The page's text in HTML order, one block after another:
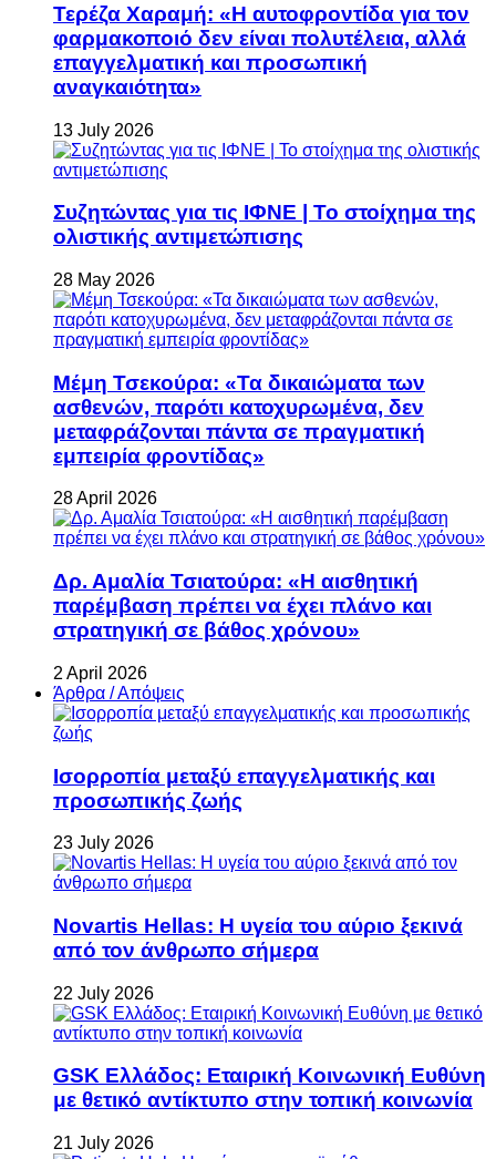
Τερέζα Χαραμή: «Η αυτοφροντίδα για τον
φαρμακοποιό δεν είναι πολυτέλεια, αλλά
επαγγελματική και προσωπική
αναγκαιότητα»
13 July 2026
Συζητώντας για τις ΙΦΝΕ | Το στοίχημα της
ολιστικής αντιμετώπισης
28 May 2026
Μέμη Τσεκούρα: «Τα δικαιώματα των
ασθενών, παρότι κατοχυρωμένα, δεν
μεταφράζονται πάντα σε πραγματική
εμπειρία φροντίδας»
28 April 2026
Δρ. Αμαλία Τσιατούρα: «Η αισθητική
παρέμβαση πρέπει να έχει πλάνο και
στρατηγική σε βάθος χρόνου»
2 April 2026
Άρθρα / Απόψεις
Ισορροπία μεταξύ επαγγελματικής και
προσωπικής ζωής
23 July 2026
Novartis Hellas: Η υγεία του αύριο ξεκινά
από τον άνθρωπο σήμερα
22 July 2026
GSK Ελλάδος: Εταιρική Κοινωνική Ευθύνη
με θετικό αντίκτυπο στην τοπική κοινωνία
21 July 2026